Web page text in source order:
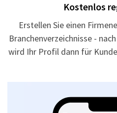
Kostenlos
Erstellen Sie einen
Branchenverzeichnisse -
wird Ihr Profil dann für